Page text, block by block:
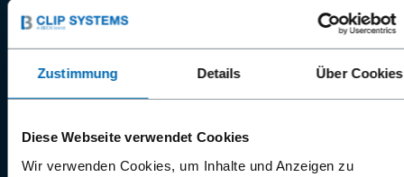
Zustimmung Details Über Cookies
Diese Webseite verwendet Cookies
Wir verwenden Cookies, um Inhalte und Anzeigen zu
BECK CLIP SYSTEMS - Ihr Partner für
Clipverschlusslösungen